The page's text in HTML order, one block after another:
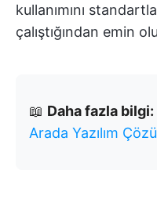
kullanımını
çalıştığından emin
📖 Daha fazla bilgi:
Arada Yazılım